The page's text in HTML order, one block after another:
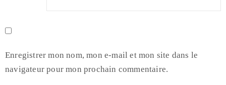
Enregistrer mon nom, mon e-mail et mon site dans le
navigateur pour mon prochain commentaire.